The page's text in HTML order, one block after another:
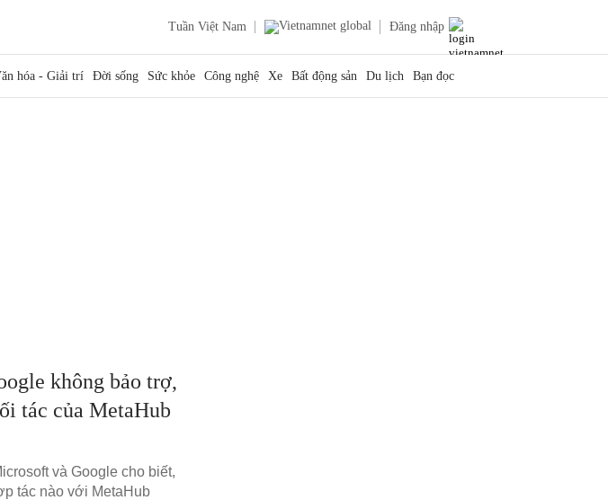
Tuần Việt Nam Đăng nhập
hóa - Giải trí Đời sống Sức khỏe Công nghệ Xe Bất động sản Du lịch Bạn đọc
không bảo trợ,
tác của MetaHub
và Google cho biết,
tác nào với MetaHub